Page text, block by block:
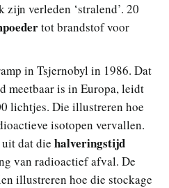
verleden ‘stralend’. 20
tot brandstof voor
in Tsjernobyl in 1986. Dat
is in Europa, leidt
lichtjes. Die illustreren hoe
isotopen vervallen.
dat die halveringstijd
van radioactief afval. De
illustreren hoe die stockage